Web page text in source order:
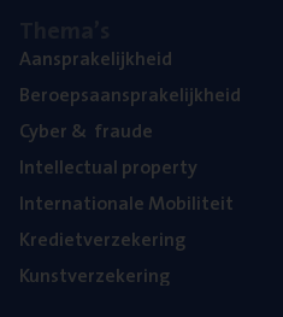
Aan­spra­ke­lijk­heid
Beroeps­aan­spra­ke­lijk­heid
Cyber& fraude
Intel­lec­tu­al property
Inter­na­ti­o­na­le Mobiliteit
Kre­diet­ver­ze­ke­ring
Kunst­ver­ze­ke­ring